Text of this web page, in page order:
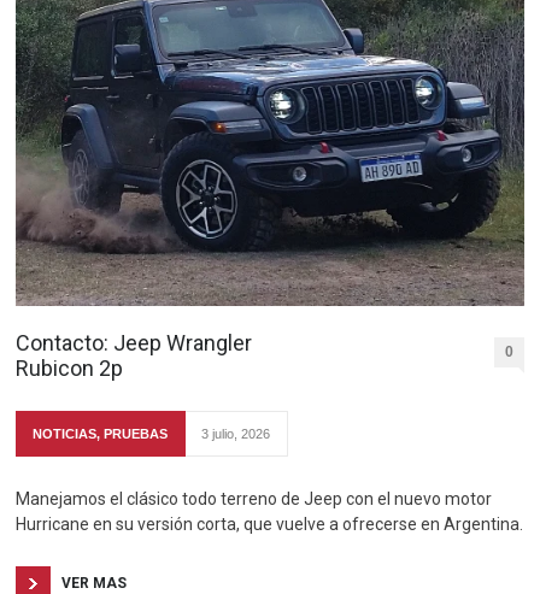
Contacto: Jeep Wrangler
Rubicon 2p
0
NOTICIAS,PRUEBAS 3 julio, 2026
Manejamos el clásico todo terreno de Jeep con el nuevo motor
Hurricane en su versión corta, que vuelve a ofrecerse en Argentina.
VER MAS